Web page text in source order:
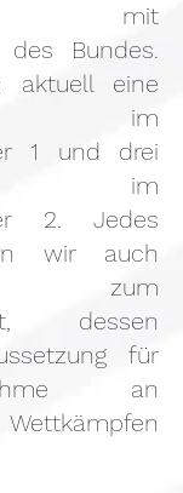
mit
des Bundes.
aktuell eine
im
1 und drei
im
2. Jedes
wir auch
zum
dessen
für
an